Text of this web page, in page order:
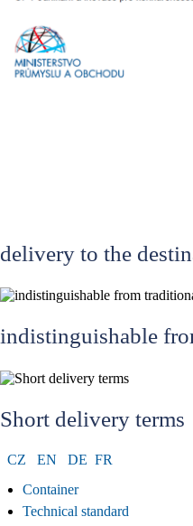
delivery to the
indistinguishable
Short delivery terms
CZ EN DE FR
Container
Technical standard